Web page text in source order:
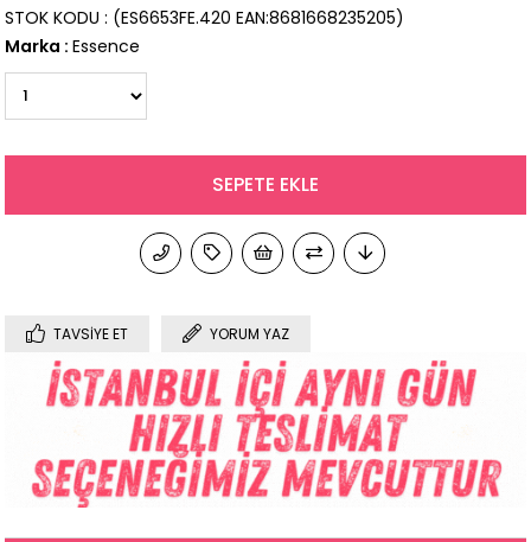
(ES6653FE.420 EAN:8681668235205)
STOK KODU
Marka : Essence
TAVSIYE ET YORUM YAZ